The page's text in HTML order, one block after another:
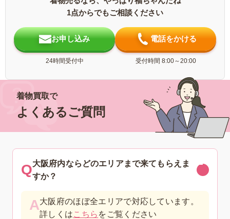
1点からでもご相談ください
お申し込み
24時間受付中
電話をかける
受付時間 8:00～20:00
着物買取で
よくあるご質問
大阪府内ならどのエリアまで来てもらえま
すか？
大阪府のほぼ全エリアで対応しています。
詳しくはこちら をご覧ください